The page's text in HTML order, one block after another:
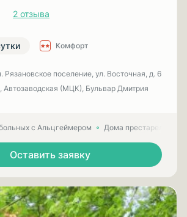
2 отзыва
Комфорт
Рязановское поселение, ул. Восточная, д. 6
Автозаводская (МЦК), Бульвар Дмитрия
с Альцгеймером Дома престарелых
Оставить заявку